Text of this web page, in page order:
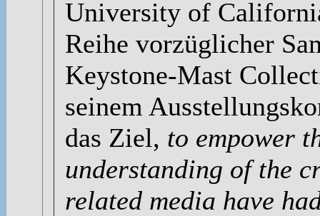
University of
Reihe vorzüglicher
Keystone-Mast
seinem
das Ziel, to empower
understanding of the
related media have